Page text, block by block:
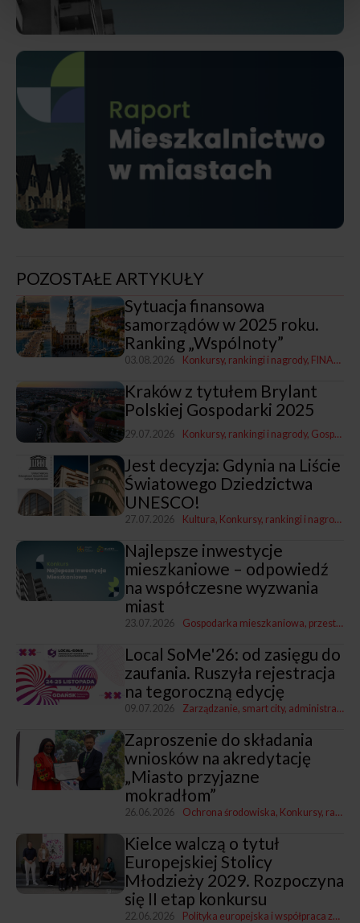
POZOSTAŁE ARTYKUŁY
Sytuacja finansowa
samorządów w 2025 roku.
Ranking „Wspólnoty”
03.08.2026 Konkursy, rankingi i nagrody FINANSE
Kraków z tytułem Brylant
Polskiej Gospodarki 2025
29.07.2026 Konkursy, rankingi i nagrody Gospodarka i promocja
Jest decyzja: Gdynia na Liście
Światowego Dziedzictwa
UNESCO!
27.07.2026 Kultura Konkursy, rankingi i nagrody
Najlepsze inwestycje
mieszkaniowe – odpowiedź
na współczesne wyzwania
miast
23.07.2026 Gospodarka mieszkaniowa, przestrzenna i nieruchomościami
Local SoMe'26: od zasięgu do
zaufania. Ruszyła rejestracja
na tegoroczną edycję
09.07.2026 Zarządzanie, smart city, administracja
Zaproszenie do składania
wniosków na akredytację
„Miasto przyjazne
mokradłom”
26.06.2026 Ochrona środowiska Konkursy, rankingi i nagrody
Kielce walczą o tytuł
Europejskiej Stolicy
Młodzieży 2029. Rozpoczyna
się II etap konkursu
22.06.2026 Polityka europejska i współpraca zagraniczna